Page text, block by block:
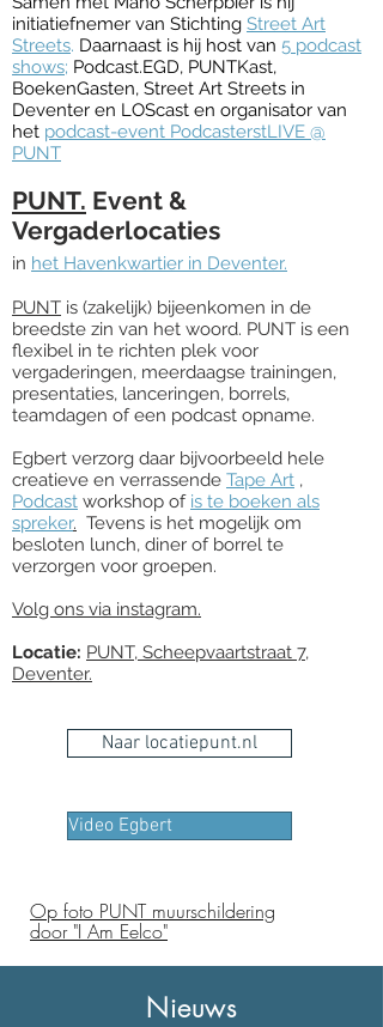
initiatiefnemer van Stichting Street Art
Streets. Daarnaast is hij host van 5 podcast
shows; Podcast.EGD, PUNTKast,
BoekenGasten, Street Art Streets in
Deventer en LOScast en organisator van
het podcast-event PodcasterstLIVE @
PUNT
PUNT. Event &
Vergaderlocaties
in het Havenkwartier in Deventer.
PUNT is (zakelijk) bijeenkomen in de
breedste zin van het woord. PUNT is een
flexibel in te richten plek voor
vergaderingen, meerdaagse trainingen,
presentaties, lanceringen, borrels,
teamdagen of een podcast opname.
Egbert verzorg daar bijvoorbeeld hele
creatieve en verrassende Tape Art ,
Podcast workshop of is te boeken als
spreker. Tevens is het mogelijk om
besloten lunch, diner of borrel te
verzorgen voor groepen.
Volg ons via instagram.
Locatie: PUNT, Scheepvaartstraat 7,
Deventer.
Naar locatiepunt.nl
Video Egbert
Op foto PUNT muurschildering
door "I Am Eelco"
Nieuws